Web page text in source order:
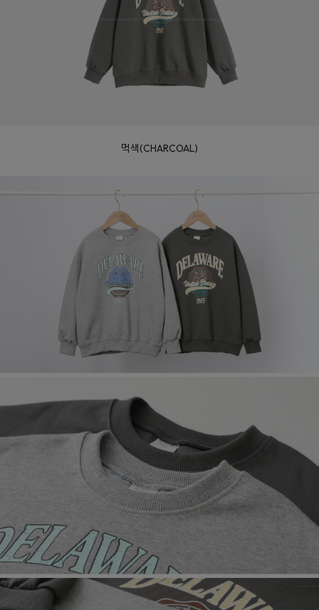
먹색(CHARCOAL)